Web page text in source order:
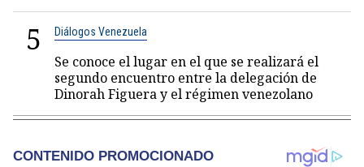
5 Diálogos Venezuela
Se conoce el lugar en el que se realizará el
segundo encuentro entre la delegación de
Dinorah Figuera y el régimen venezolano